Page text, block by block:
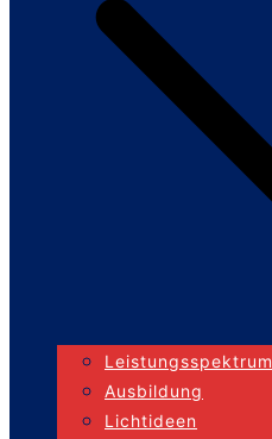
Leistungsspektrum
Ausbildung
Lichtideen